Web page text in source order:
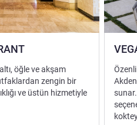
öğle ve akşam
zengin bir
ve üstün hizmetiyle